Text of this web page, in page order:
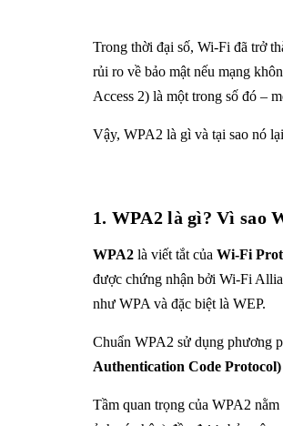
Trong thời đại số, Wi-Fi đã trở
rủi ro về bảo mật nếu mạng
Access 2) là một trong số đó –
Vậy, WPA2 là gì và tại sao nó
1. WPA2 là gì? Vì sao
WPA2 là viết tắt của Wi-Fi
được chứng nhận bởi Wi-Fi
như WPA và đặc biệt là WEP.
Chuẩn WPA2 sử dụng phương
Authentication Code Protocol)
Tầm quan trọng của WPA2